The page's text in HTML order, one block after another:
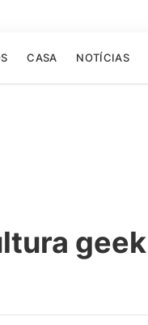
CASA NOTÍCIAS
geek